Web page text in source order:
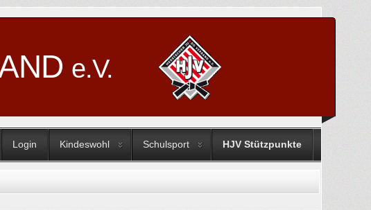
e.V.
Login Kindeswohl Schulsport HJV Stützpunkte